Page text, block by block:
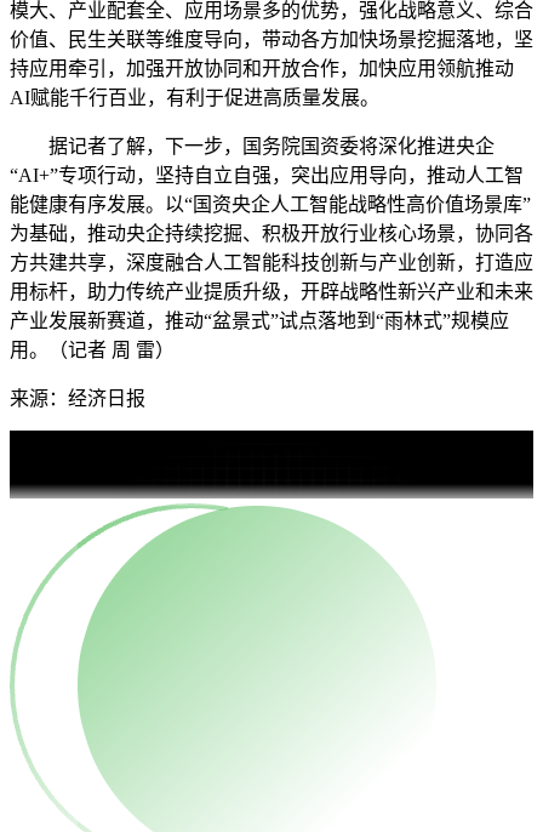
模大、产业配套全、应用场景多的优势，强化战略意义、综合
价值、民生关联等维度导向，带动各方加快场景挖掘落地，坚
持应用牵引，加强开放协同和开放合作，加快应用领航推动
AI赋能千行百业，有利于促进高质量发展。
据记者了解，下一步，国务院国资委将深化推进央企
“AI+”专项行动，坚持自立自强，突出应用导向，推动人工智
能健康有序发展。以“国资央企人工智能战略性高价值场景库”
为基础，推动央企持续挖掘、积极开放行业核心场景，协同各
方共建共享，深度融合人工智能科技创新与产业创新，打造应
用标杆，助力传统产业提质升级，开辟战略性新兴产业和未来
产业发展新赛道，推动“盆景式”试点落地到“雨林式”规模应
用。（记者 周 雷）
来源：经济日报